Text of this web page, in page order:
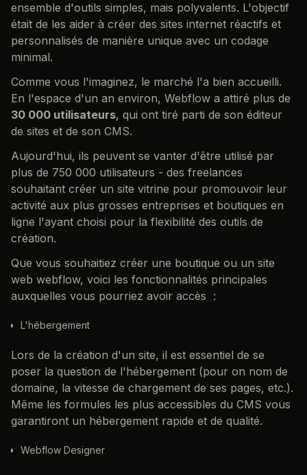
ensemble d'outils simples, mais polyvalents. L'objectif
était de les aider à créer des sites internet réactifs et
personnalisés de manière unique avec un codage
minimal.
Comme vous l'imaginez, le marché l'a bien accueilli.
En l'espace d'un an environ, Webflow a attiré plus de
30 000 utilisateurs, qui ont tiré parti de son éditeur
de sites et de son CMS.
Aujourd'hui, ils peuvent se vanter d'être utilisé par
plus de 750 000 utilisateurs - des freelances
souhaitant créer un site vitrine pour promouvoir leur
activité aux plus grosses entreprises et boutiques en
ligne l'ayant choisi pour la flexibilité des outils de
création.
Que vous souhaitiez créer une boutique ou un site
web webflow, voici les fonctionnalités principales
auxquelles vous pourriez avoir accès :
L'hébergement
Lors de la création d'un site, il est essentiel de se
poser la question de l'hébergement (pour on nom de
domaine, la vitesse de chargement de ses pages, etc.).
Même les formules les plus accessibles du CMS vous
garantiront un hébergement rapide et de qualité.
Webflow Designer